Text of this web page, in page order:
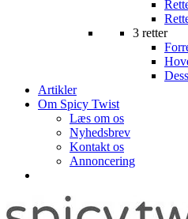
3 retter
Artikler
Om Spicy Twist
Læs om os
Nyhedsbrev
Kontakt os
Annoncering